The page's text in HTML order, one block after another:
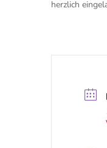
herzlich